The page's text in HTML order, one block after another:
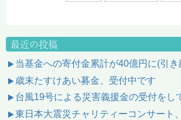
最近の投稿
当基金への寄付金累計が40億円に(引
歳末たすけあい募金、受付中です
台風19号による災害義援金の受付をし
東日本大震災チャリティーコンサート